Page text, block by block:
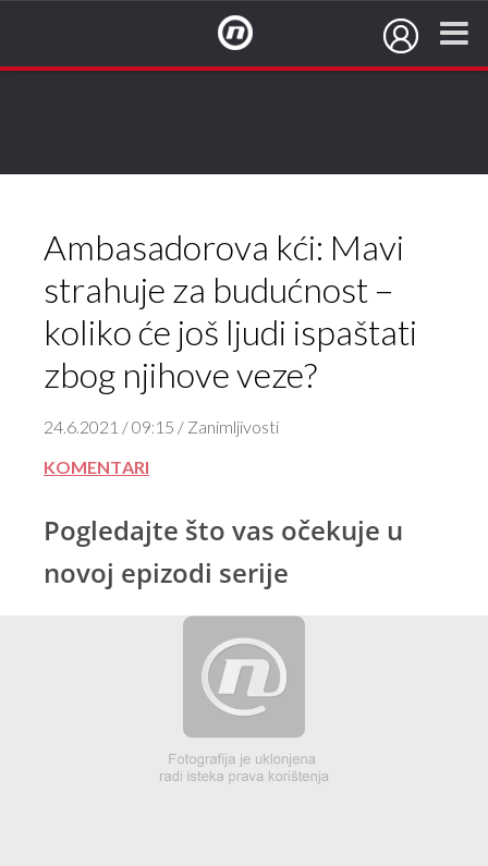
Ambasadorova kći: Mavi
strahuje za budućnost –
koliko će još ljudi ispaštati
zbog njihove veze?
24.6.2021 / 09:15 / Zanimljivosti
KOMENTARI
Pogledajte što vas očekuje u
novoj epizodi serije